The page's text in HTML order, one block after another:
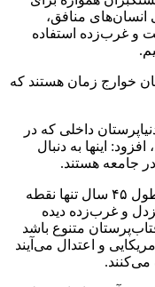
منافق،
و غرب‌زده استفاده
خوارج زمان هستند که
داخلی که در
اینها به دنبال
جامعه هستند.
امام جمعه بیرجند با بیان اینکه دشمن در طول ۴۵ سال تنها نقطه
و غرب‌زده دیده
متنوع باشد
و اعتدال می‌آیند